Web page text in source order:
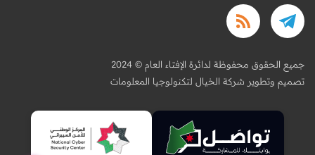
2024 © جميع الحقوق محفوظة لدائرة الإفتاء العام
تصميم وتطوير شركة الخيال لتكنولوجيا المعلومات